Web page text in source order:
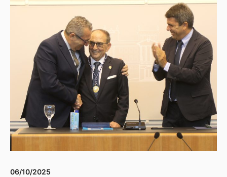
06/10/2025